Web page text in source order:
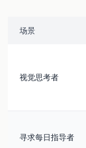
场景
视觉思考者
寻求每日指导者